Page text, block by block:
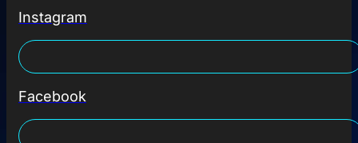
Instagram
Facebook